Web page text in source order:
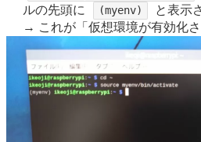
ルの先頭に
(myenv)
と表示
→ これが「仮想環境が有効化さ